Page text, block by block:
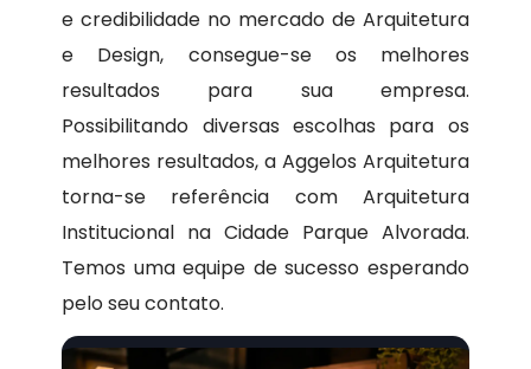
e credibilidade no mercado de Arquitetura
e Design, consegue-se os melhores
resultados para sua empresa.
Possibilitando diversas escolhas para os
melhores resultados, a Aggelos Arquitetura
torna-se referência com Arquitetura
Institucional na Cidade Parque Alvorada.
Temos uma equipe de sucesso esperando
pelo seu contato.